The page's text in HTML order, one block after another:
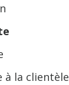
à la clientèle